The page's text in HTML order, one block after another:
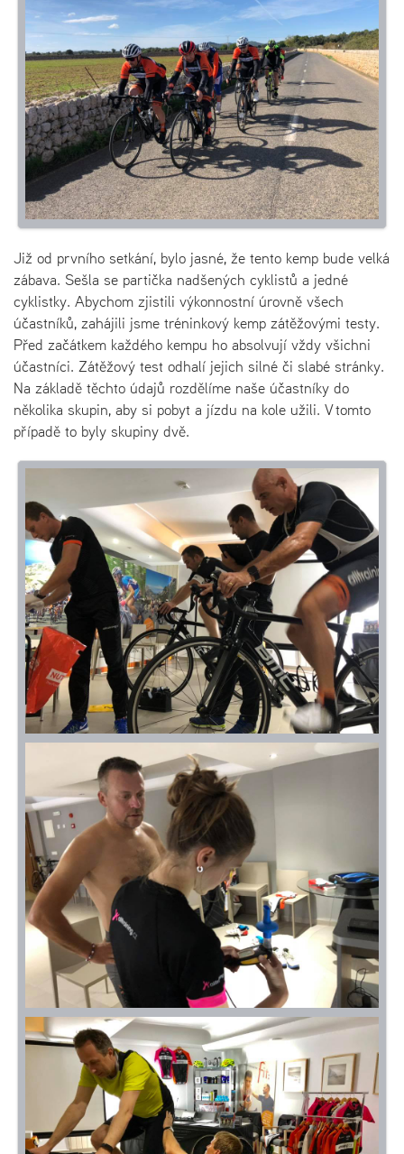
Již od prvního setkání, bylo jasné, že tento kemp bude velká
zábava. Sešla se partička nadšených cyklistů a jedné
cyklistky. Abychom zjistili výkonnostní úrovně všech
účastníků, zahájili jsme tréninkový kemp zátěžovými testy.
Před začátkem každého kempu ho absolvují vždy všichni
účastníci. Zátěžový test odhalí jejich silné či slabé stránky.
Na základě těchto údajů rozdělíme naše účastníky do
několika skupin, aby si pobyt a jízdu na kole užili. V tomto
případě to byly skupiny dvě.